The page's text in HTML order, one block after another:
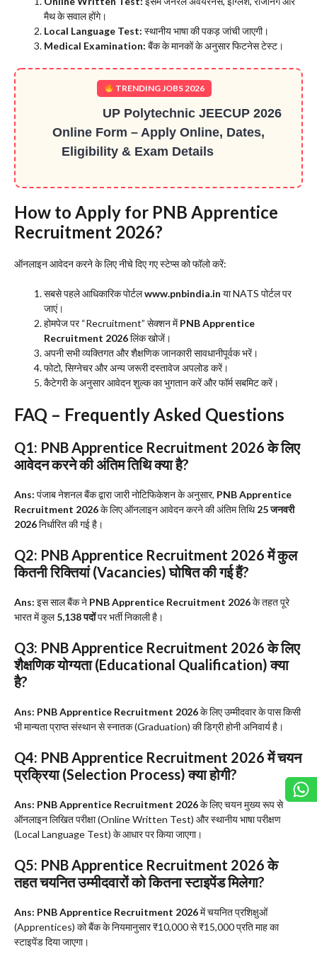
मैथ के सवाल होंगे।
Local Language Test: स्थानीय भाषा की पकड़ जांची जाएगी।
Medical Examination: बैंक के मानकों के अनुसार फिटनेस टेस्ट।
TRENDING JOBS 2026
UP Polytechnic JEECUP 2026
Online Form – Apply Online, Dates,
Eligibility & Exam Details
​How to Apply for PNB Apprentice
Recruitment 2026?
​ऑनलाइन आवेदन करने के लिए नीचे दिए गए स्टेप्स को फॉलो करें:
​सबसे पहले आधिकारिक पोर्टलwww.pnbindia.in या NATS पोर्टल पर
जाएं।
​होमपेज पर “Recruitment” सेक्शन मेंPNB Apprentice
Recruitment 2026लिंक खोजें।
​अपनी सभी व्यक्तिगत और शैक्षणिक जानकारी सावधानीपूर्वक भरें।
​फोटो, सिग्नेचर और अन्य जरूरी दस्तावेज अपलोड करें।
​कैटेगरी के अनुसार आवेदन शुल्क का भुगतान करें और फॉर्म सबमिट करें।
​FAQ – Frequently Asked Questions
Q1: PNB Apprentice Recruitment 2026 के लिए
आवेदन करने की अंतिम तिथि क्या है?
Ans: पंजाब नेशनल बैंक द्वारा जारी नोटिफिकेशन के अनुसार, PNB Apprentice
Recruitment 2026के लिए ऑनलाइन आवेदन करने की अंतिम तिथि25 जनवरी
2026निर्धारित की गई है।
Q2: PNB Apprentice Recruitment 2026 में कुल
कितनी रिक्तियां (Vacancies) घोषित की गई हैं?
Ans: इस साल बैंक ने PNB Apprentice Recruitment 2026के तहत पूरे
भारत में कुल5,138 पदोंपर भर्ती निकाली है।
Q3: PNB Apprentice Recruitment 2026 के लिए
शैक्षणिक योग्यता (Educational Qualification) क्या
है?
Ans: PNB Apprentice Recruitment 2026के लिए उम्मीदवार के पास किसी
भी मान्यता प्राप्त संस्थान से स्नातक (Graduation) की डिग्री होनी अनिवार्य है।
Q4: PNB Apprentice Recruitment 2026 में चयन
प्रक्रिया (Selection Process) क्या होगी?
Ans: PNB Apprentice Recruitment 2026के लिए चयन मुख्य रूप से
ऑनलाइन लिखित परीक्षा (Online Written Test) और स्थानीय भाषा परीक्षण
(Local Language Test) के आधार पर किया जाएगा।
Q5: PNB Apprentice Recruitment 2026 के
तहत चयनित उम्मीदवारों को कितना स्टाइपेंड मिलेगा?
Ans: PNB Apprentice Recruitment 2026में चयनित प्रशिक्षुओं
(Apprentices) को बैंक के नियमानुसार ₹10,000 से ₹15,000 प्रति माह का
स्टाइपेंड दिया जाएगा।